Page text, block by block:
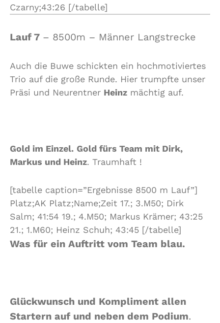
Czarny;43:26 [/tabelle]
Lauf 7 – 8500m – Männer Langstrecke
Auch die Buwe schickten ein hochmotiviertes
Trio auf die große Runde. Hier trumpfte unser
Präsi und Neurentner Heinz mächtig auf.
Gold im Einzel. Gold fürs Team mit Dirk,
Markus und Heinz. Traumhaft !
[tabelle caption=”Ergebnisse 8500 m Lauf”]
Platz;AK Platz;Name;Zeit 17.; 3.M50; Dirk
Salm; 41:54 19.; 4.M50; Markus Krämer; 43:25
21.; 1.M60; Heinz Schuh; 43:45 [/tabelle]
Was für ein Auftritt vom Team blau.
Glückwunsch und Kompliment allen
Startern auf und neben dem Podium.